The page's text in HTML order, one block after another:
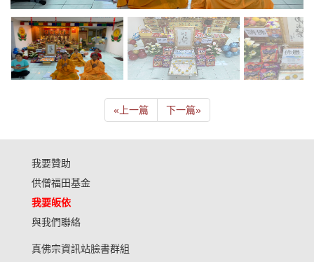
« 上一篇 下一篇»
我要贊助
供僧福田基金
我要皈依
與我們聯絡
真佛宗資訊站臉書群組